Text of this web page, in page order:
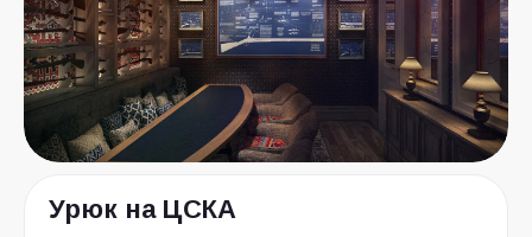
Урюк на ЦСКА